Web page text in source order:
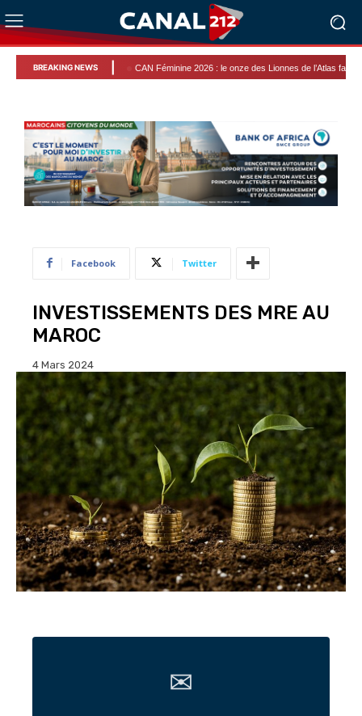
BREAKING NEWSCAN Féminine 2026 : le onze des Lionnes de l’Atlas face à l’Afrique du
Facebook Twitter
INVESTISSEMENTS DES MRE AU
MAROC
4 Mars 2024
✉